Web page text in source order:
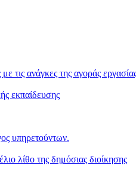
τις ανάγκες της αγοράς
εκπαίδευσης
υπηρετούντων.
λίθο της δημόσιας διοίκησης